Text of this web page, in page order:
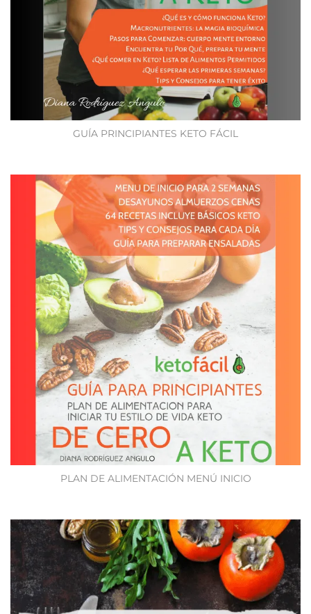
GUÍA PRINCIPIANTES KETO FÁCIL
PLAN DE ALIMENTACIÓN MENÚ INICIO